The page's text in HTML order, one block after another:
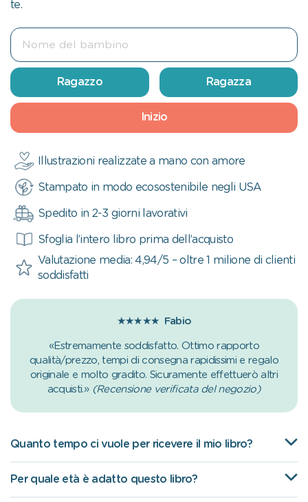
te.
Illustrazioni realizzate a mano con amore
Stampato in modo ecosostenibile negli USA
Spedito in 2-3 giorni lavorativi
Sfoglia l’intero libro prima dell’acquisto
Valutazione media: 4,94/5 – oltre 1 milione di clienti
soddisfatti
Ragazzo Ragazza
Inizio
★★★★★ Fabio
«Estremamente soddisfatto. Ottimo rapporto
qualità/prezzo, tempi di consegna rapidissimi e regalo
originale e molto gradito. Sicuramente effettuerò altri
acquisti.» (Recensione verificata del negozio)
Quanto tempo ci vuole per ricevere il mio libro?
Per quale età è adatto questo libro?